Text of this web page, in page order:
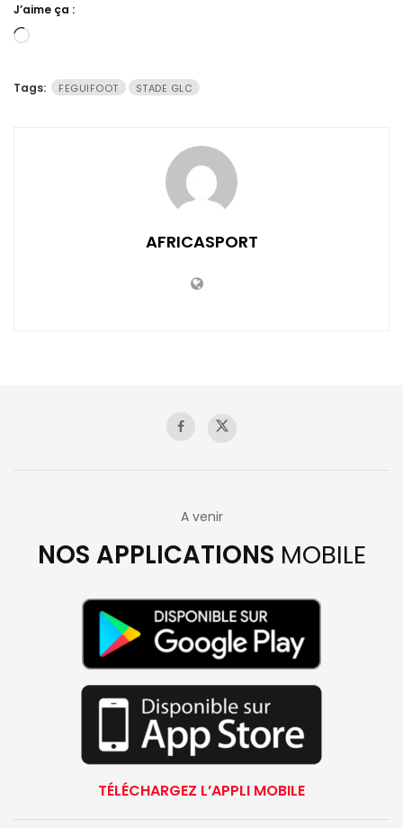
J’aime ça :
Chargement…
Tags: FEGUIFOOT STADE GLC
AFRICASPORT
A venir
NOS APPLICATIONS MOBILE
TÉLÉCHARGEZ L’APPLI MOBILE